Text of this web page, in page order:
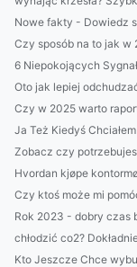
Nowe fakty - Dowiedz
Czy sposób na to jak w
6 Niepokojących
Oto jak lepiej
Czy w 2025 warto
Ja Też Kiedyś
Zobacz czy
Hvordan kjøpe
Czy ktoś może mi
Rok 2023 - dobry czas
chłodzić co2?
Kto Jeszcze Chce